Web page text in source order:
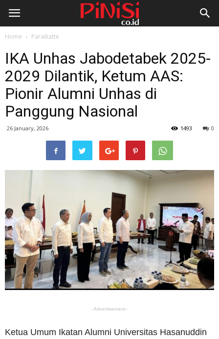
Home Paraikatte
IKA Unhas Jabodetabek 2025-
2029 Dilantik, Ketum AAS:
Pionir Alumni Unhas di
Panggung Nasional
26 January, 2026 0
1493
- Advertisement -
Ketua Umum Ikatan Alumni Universitas Hasanuddin